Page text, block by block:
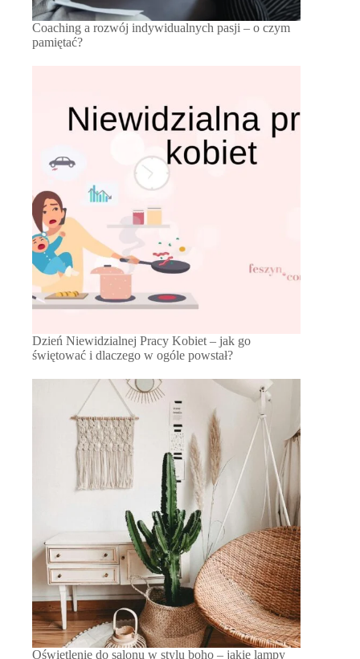
Coaching a rozwój indywidualnych pasji – o czym
pamiętać?
Dzień Niewidzialnej Pracy Kobiet – jak go
świętować i dlaczego w ogóle powstał?
Oświetlenie do salonu w stylu boho – jakie lampy